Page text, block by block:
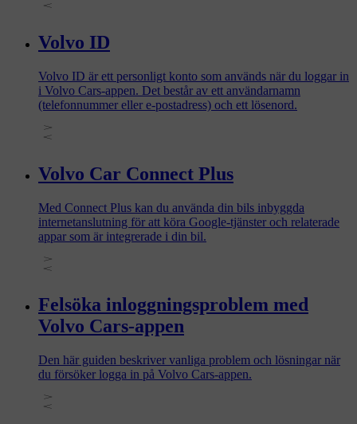
Volvo ID
Volvo ID är ett personligt konto som används när du loggar in
i Volvo Cars-appen. Det består av ett användarnamn
(telefonnummer eller e-postadress) och ett lösenord.
Volvo Car Connect Plus
Med Connect Plus kan du använda din bils inbyggda
internetanslutning för att köra Google-tjänster och relaterade
appar som är integrerade i din bil.
Felsöka inloggningsproblem med
Volvo Cars-appen
Den här guiden beskriver vanliga problem och lösningar när
du försöker logga in på Volvo Cars-appen.